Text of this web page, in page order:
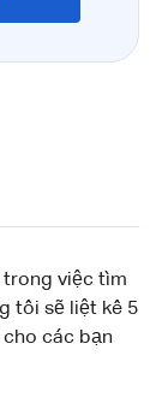
việc tìm
tôi sẽ liệt kê 5
các bạn